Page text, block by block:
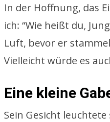
In der Hoffnung, das
ich: “Wie heißt du,
Luft, bevor er
Vielleicht würde es
Eine kleine
Sein Gesicht